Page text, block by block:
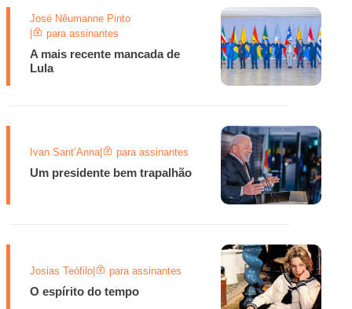
José Nêumanne Pinto
para assinantes
A mais recente mancada de
Lula
Ivan Sant’Anna| para assinantes
Um presidente bem trapalhão
Josias Teófilo| para assinantes
O espírito do tempo